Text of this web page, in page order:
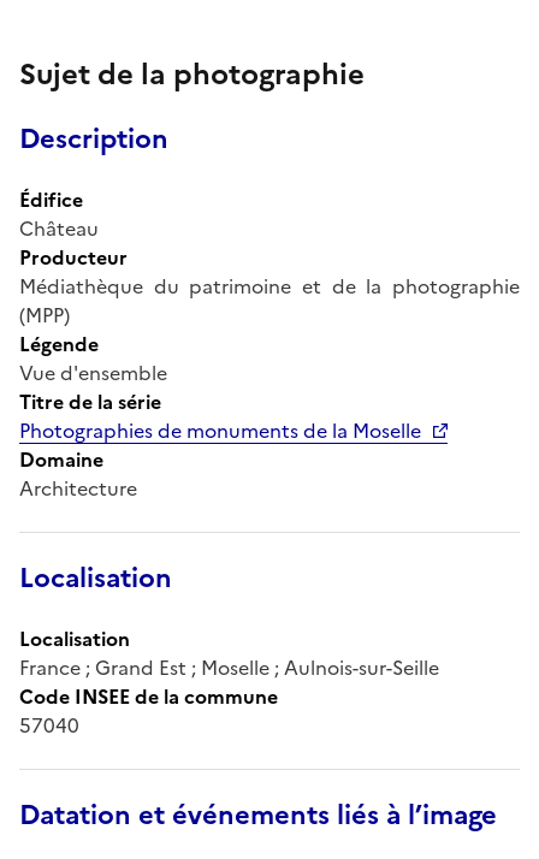
Sujet de la photographie
Description
Édifice
Château
Producteur
Médiathèque du patrimoine et de la photographie
(MPP)
Légende
Vue d'ensemble
Titre de la série
Photographies de monuments de la Moselle
Domaine
Architecture
Localisation
Localisation
France ; Grand Est ; Moselle ; Aulnois-sur-Seille
Code INSEE de la commune
57040
Datation et événements liés à l’image